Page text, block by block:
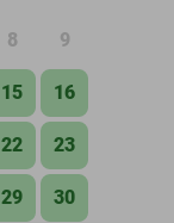
8 9
15 16
22 23
29 30